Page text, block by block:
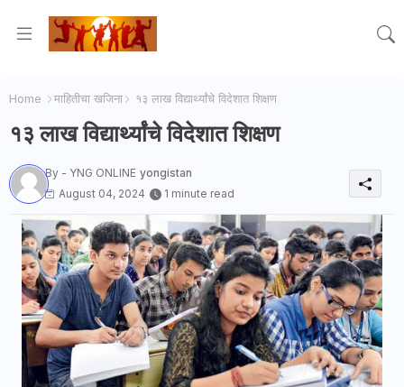
Home माहितीचा खजिना १३ लाख विद्यार्थ्यांचे विदेशात शिक्षण
१३ लाख विद्यार्थ्यांचे विदेशात शिक्षण
By - YNG ONLINE yongistan
August 04, 2024
1 minute read